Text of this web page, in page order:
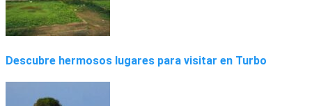
Descubre hermosos lugares para visitar en Turbo